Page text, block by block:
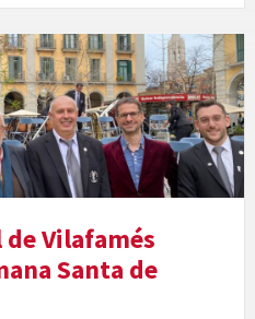
Vilafamés
Santa de